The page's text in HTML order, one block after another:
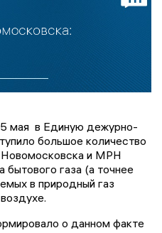
мая в Единую дежурно-
большое количество
Новомосковска и МРН
бытового газа (а точнее
в природный газ
о данном факте